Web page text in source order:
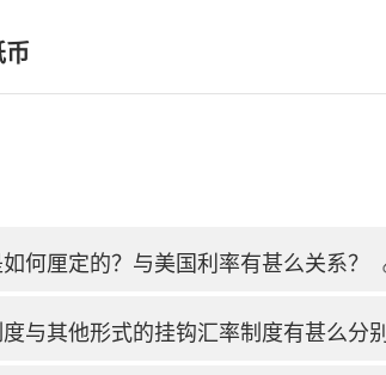
何厘定的？与美国利率有甚么关系？
与其他形式的挂钩汇率制度有甚么分别